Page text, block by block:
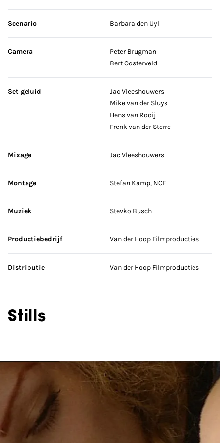
Scenario Barbara den Uyl
Camera
Peter Brugman
Bert Oosterveld
Set geluid
Jac Vleeshouwers
Mike van der Sluys
Hens van Rooij
Frenk van der Sterre
Mixage Jac Vleeshouwers
Montage Stefan Kamp, NCE
Muziek Stevko Busch
Productiebedrijf Van der Hoop Filmproducties
Distributie Van der Hoop Filmproducties
Stills